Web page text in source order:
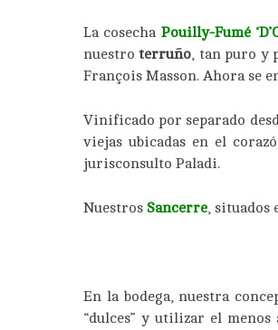
La cosecha Pouilly-Fumé
nuestroterruño, tan puro y
François Masson. Ahora se
Vinificado por separado
viejas ubicadas en el
jurisconsulto Paladi.
Nuestros Sancerre, situados
En la bodega, nuestra
“dulces” y utilizar el